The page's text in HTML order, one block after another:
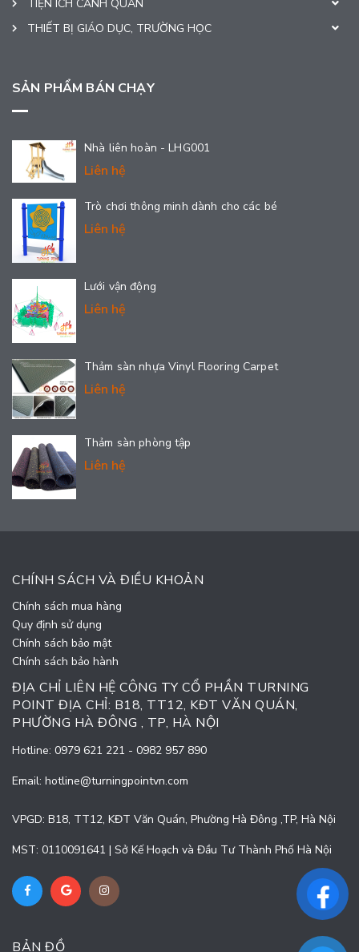
TIỆN ÍCH CẢNH QUAN
THIẾT BỊ GIÁO DỤC, TRƯỜNG HỌC
SẢN PHẨM BÁN CHẠY
Nhà liên hoàn - LHG001
Liên hệ
Trò chơi thông minh dành cho các bé
Liên hệ
Lưới vận động
Liên hệ
Thảm sàn nhựa Vinyl Flooring Carpet
Liên hệ
Thảm sàn phòng tập
Liên hệ
CHÍNH SÁCH VÀ ĐIỀU KHOẢN
Chính sách mua hàng
Quy định sử dụng
Chính sách bảo mật
Chính sách bảo hành
ĐỊA CHỈ LIÊN HỆ CÔNG TY CỔ PHẦN TURNING
POINT ĐỊA CHỈ: B18, TT12, KĐT VĂN QUÁN,
PHƯỜNG HÀ ĐÔNG , TP, HÀ NỘI
Hotline: 0979 621 221 - 0982 957 890
Email: hotline@turningpointvn.com
VPGD: B18, TT12, KĐT Văn Quán, Phường Hà Đông ,TP, Hà Nội
MST: 0110091641 | Sở Kế Hoạch và Đầu Tư Thành Phố Hà Nội
BẢN ĐỒ